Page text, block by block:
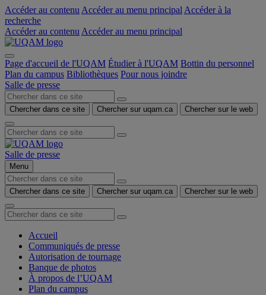
Accéder au contenu Accéder au menu principal Accéder à la
recherche
Accéder au contenu Accéder au menu principal
Page d'accueil de l'UQAM Étudier à l'UQAM Bottin du personnel
Plan du campus Bibliothèques Pour nous joindre
Salle de presse
Chercher dans ce site Chercher sur uqam.ca Chercher sur le web
Salle de presse
Menu
Chercher dans ce site Chercher sur uqam.ca Chercher sur le web
Accueil
Communiqués de presse
Autorisation de tournage
Banque de photos
À propos de l’UQAM
Plan du campus